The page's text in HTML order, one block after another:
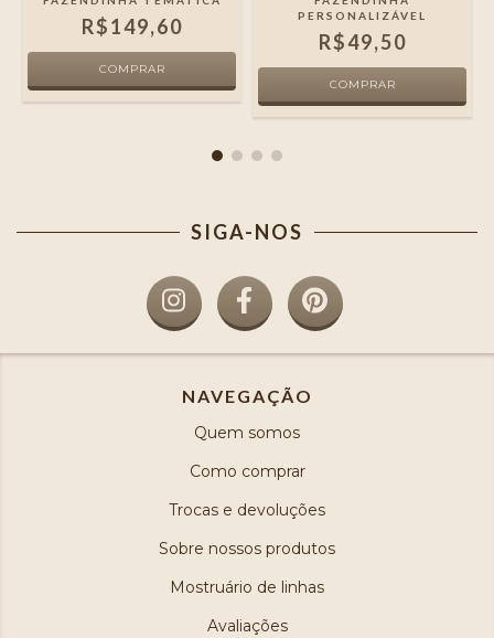
R$149,60
PERSONALIZÁVEL
R$49,50
SIGA-NOS
NAVEGAÇÃO
Quem somos
Como comprar
Trocas e devoluções
Sobre nossos produtos
Mostruário de linhas
Avaliações